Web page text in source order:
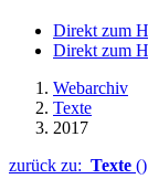
Direkt zum
Direkt zum
Webarchiv
Texte
2017
zurück zu: Texte ()